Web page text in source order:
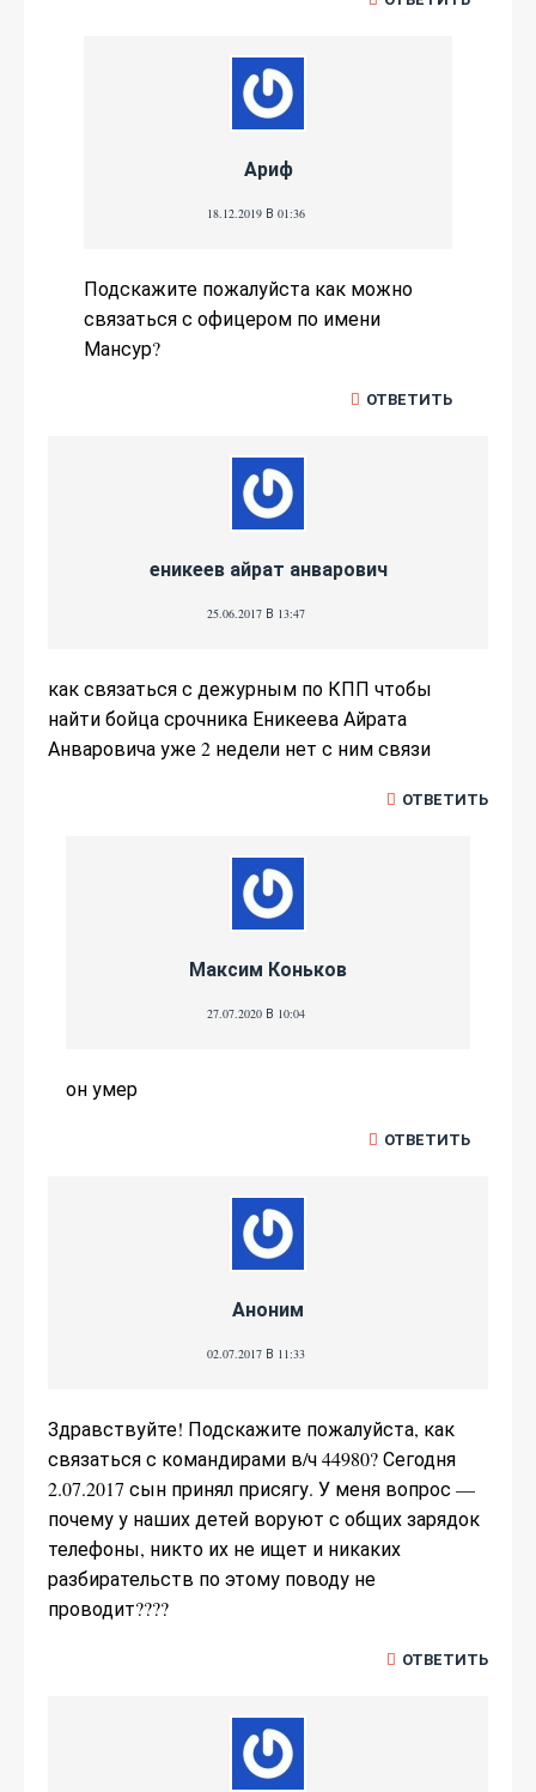
Ариф
18.12.2019 В 01:36
Подскажите пожалуйста как можно
связаться с офицером по имени
Мансур?
ОТВЕТИТЬ
еникеев айрат анварович
25.06.2017 В 13:47
как связаться с дежурным по КПП чтобы
найти бойца срочника Еникеева Айрата
Анваровича уже 2 недели нет с ним связи
ОТВЕТИТЬ
Максим Коньков
27.07.2020 В 10:04
он умер
ОТВЕТИТЬ
Аноним
02.07.2017 В 11:33
Здравствуйте! Подскажите пожалуйста, как
связаться с командирами в/ч 44980? Сегодня
2.07.2017 сын принял присягу. У меня вопрос —
почему у наших детей воруют с общих зарядок
телефоны, никто их не ищет и никаких
разбирательств по этому поводу не
проводит????
ОТВЕТИТЬ